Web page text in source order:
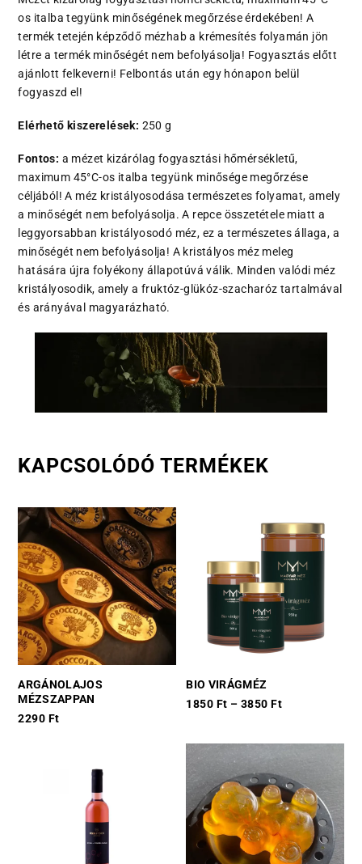
os italba tegyünk minőségének megőrzése érdekében! A
termék tetején képződő mézhab a krémesítés folyamán jön
létre a termék minőségét nem befolyásolja! Fogyasztás előtt
ajánlott felkeverni! Felbontás után egy hónapon belül
fogyaszd el!
Elérhető kiszerelések: 250 g
Fontos: a mézet kizárólag fogyasztási hőmérsékletű,
maximum 45°C-os italba tegyünk minősége megőrzése
céljából! A méz kristályosodása természetes folyamat, amely
a minőségét nem befolyásolja. A repce összetétele miatt a
leggyorsabban kristályosodó méz, ez a természetes állaga, a
minőségét nem befolyásolja! A kristályos méz meleg
hatására újra folyékony állapotúvá válik. Minden valódi méz
kristályosodik, amely a fruktóz-glükóz-szacharóz tartalmával
és arányával magyarázható.
KAPCSOLÓDÓ TERMÉKEK
ARGÁNOLAJOS
MÉZSZAPPAN
2290 Ft
BIO VIRÁGMÉZ
1850 Ft – 3850Ft
product
multiple
variants.
The
options
may